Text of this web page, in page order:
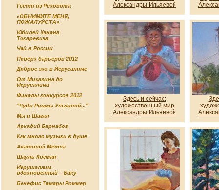
Гости из Реховота
«ОБНИМИТЕ МЕНЯ,
ПОЖАЛУЙСТА»
Юбилей Ханана
Токаревича
Чай в России
Поверх барьеров 2012
Доброе эхо в Иерусалиме
От Михалина до
Иерусалима
Финалы конкурсов 2012
"Чудо Риммы Ульчиной..."
Мы и Шагал
Аркадий Барнабов
Как много музыки в душе
Анатолий Метла
Шауль Косман
Иерушалаим
вдохновенный – Баку
Бенефис Тамары Роммер
Александры Ильяевой
Здесь и сейчас:
художественный мир
Александры Ильяевой